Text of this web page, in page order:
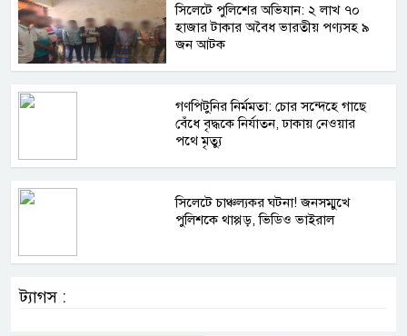
সিলেটে পুলিশের অভিযান: ২ লাখ ৭০
হাজার টাকার অবৈধ ভারতীয় পণ্যসহ ৯
জন আটক
গণপিটুনির নির্মমতা: চোর সন্দেহে গাছে
বেঁধে বৃদ্ধকে নির্যাতন, ঢাকায় নেওয়ার
পথে মৃত্যু
সিলেটে চাঞ্চল্যকর ঘটনা! জনসম্মুখে
পুলিশকে থাপ্পড়, ভিডিও ভাইরাল
ট্যাগস :